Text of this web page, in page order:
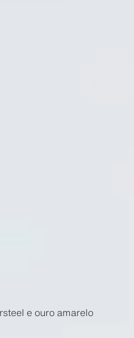
e ouro amarelo